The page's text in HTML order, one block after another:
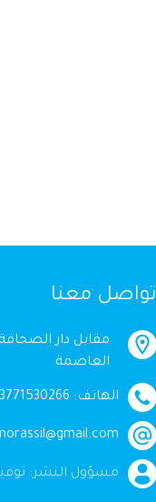
تواصل معنا
مقابل دار
العاصمة
الهاتف: 00213771530266
مسؤول النشر: